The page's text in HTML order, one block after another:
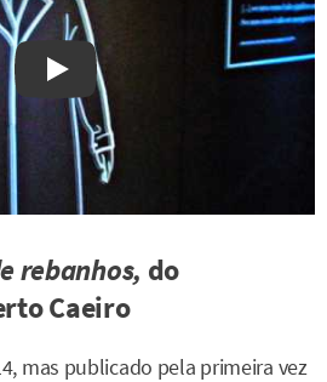
Watch on YouTube
rebanhos, do
Caeiro
mas publicado pela primeira vez